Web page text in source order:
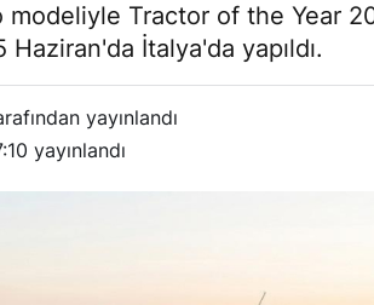
modeliyle Tractor of the Year
İtalya'da yapıldı.
yayınlandı
yayınlandı